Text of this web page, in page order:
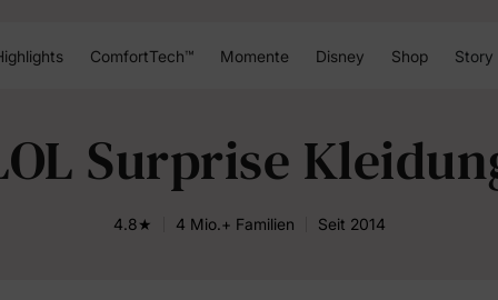
ComfortTech™ Momente Disney Shop Story
Surprise
4.8★ 4 Mio.+ Familien Seit 2014